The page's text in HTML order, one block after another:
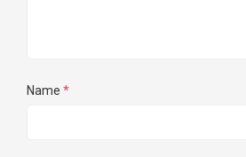
Name *